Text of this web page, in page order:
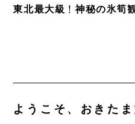
東北最大級！神秘の氷筍
ようこそ、おきた